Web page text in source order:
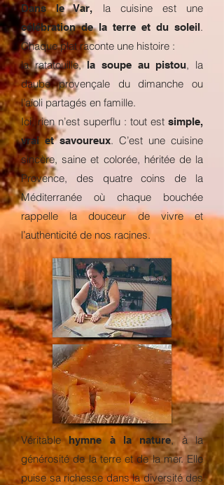
Dans le Var, la cuisine est une
célébration de la terre et du soleil.
Chaque plat raconte une histoire :
la ratatouille,la soupe au pistou, la
daube provençale du dimanche ou
l’aïoli partagés en famille.
Ici, rien n’est superflu : tout est simple,
vrai et savoureux. C’est une cuisine
sincère, saine et colorée, héritée de la
Provence, des quatre coins de la
Méditerranée où chaque bouchée
rappelle la douceur de vivre et
l’authenticité de nos racines.
Véritablehymne à la nature, à la
générosité de la terre et de la mer. Elle
puise sa richesse dans la diversité des